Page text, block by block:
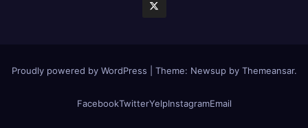
Proudly powered by WordPress Theme: Newsup by Themeansar.
FacebookTwitterYelpInstagramEmail